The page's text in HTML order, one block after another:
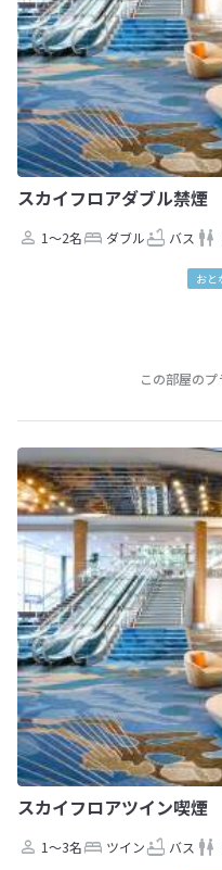
スカイフロアダブル
1～2名 ダブル バス
おと
この部屋の
スカイフロアツイン
1～3名 ツイン バス